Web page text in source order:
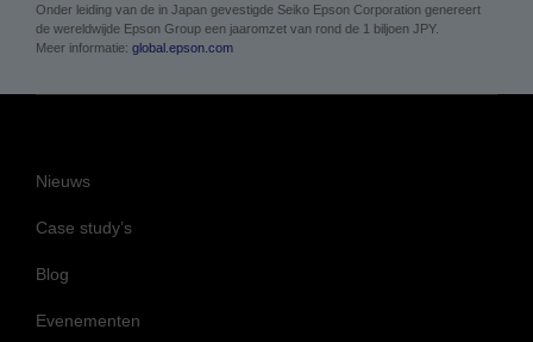
Onder leiding van de in Japan gevestigde Seiko Epson Corporation genereert
de wereldwijde Epson Group een jaaromzet van rond de 1 biljoen JPY.
Meer informatie: global.epson.com
Nieuws
Case study’s
Blog
Evenementen